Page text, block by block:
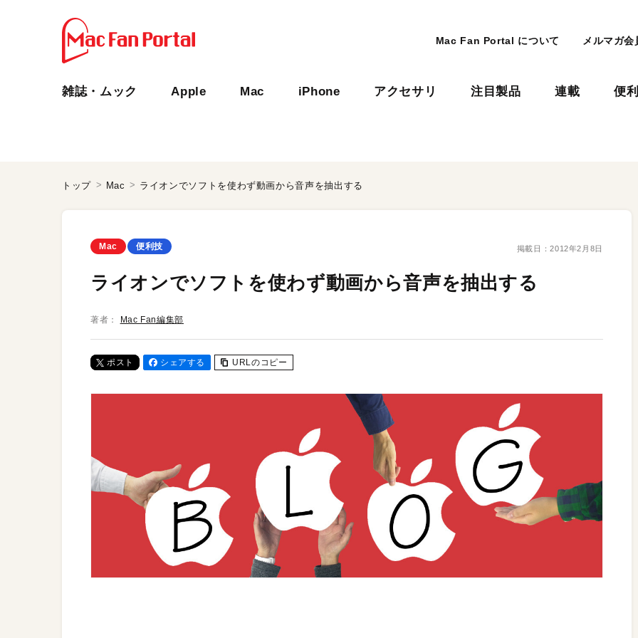
Mac Fan Portal について メルマガ会
雑誌・ムック Apple Mac iPhone アクセサリ 注目製品 連載 便
トップ Mac ライオンでソフトを使わず動画から音声を抽出する
Mac 便利技 掲載日：2012年2月8日
ライオンでソフトを使わず動画から音声を抽出する
著者： Mac Fan編集部
ポスト シェアする URLのコピー